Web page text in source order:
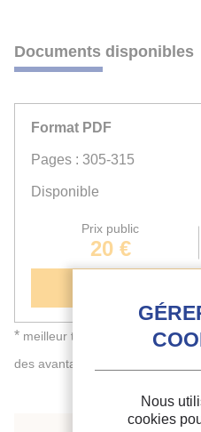
Documents disponibles
Format PDF
Pages : 305-315
Disponible
Prix public
20 €
* meilleur tarif applicable selon
des avantages des adhésions
Nous
cookies